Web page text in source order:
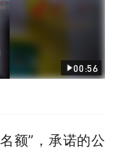
00:56
额”，承诺的公